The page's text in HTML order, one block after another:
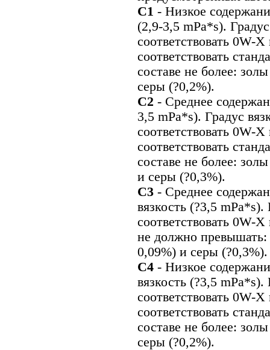
С1 - Низкое
(2,9-3,5 mPa*s).
соответствовать
соответствовать
составе не более:
серы (?0,2%).
С2 - Среднее
3,5 mPa*s). Градус
соответствовать
соответствовать
составе не более:
и серы (?0,3%).
С3 - Среднее
вязкость (?3,5
соответствовать 0W-
не должно
0,09%) и серы
С4 - Низкое
вязкость (?3,5
соответствовать
соответствовать
составе не более:
серы (?0,2%).